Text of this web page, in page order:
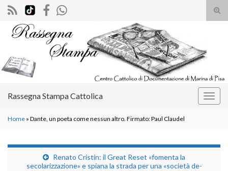
il
Search for:
Rassegna Stampa Cattolica
Home » Dante, un poeta come nessun altro. Firmato: Paul Claudel
Renato Cristin: il Great Reset «fomenta la
secolarizzazione» e spiana la strada per una «società de-